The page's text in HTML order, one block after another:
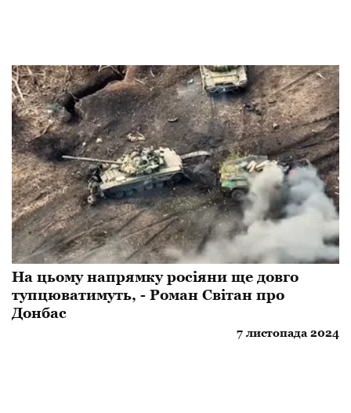
На цьому напрямку росіяни ще довго
тупцюватимуть, - Роман Світан про
Донбас
7 листопада 2024